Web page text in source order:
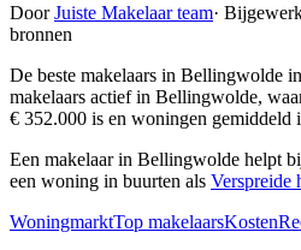
DoorJuiste Makelaar team·
bronnen
De beste makelaars in Bellingwolde
makelaars actief in Bellingwolde,
€ 352.000 is en woningen gemiddeld
Een makelaar in Bellingwolde helpt
een woning in buurten als Verspreide
WoningmarktTop makelaarsKosten